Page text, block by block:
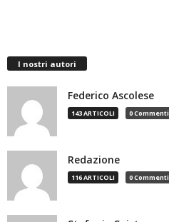
I nostri autori
Federico Ascolese
143 ARTICOLI 0 Commenti
Redazione
116 ARTICOLI 0 Commenti